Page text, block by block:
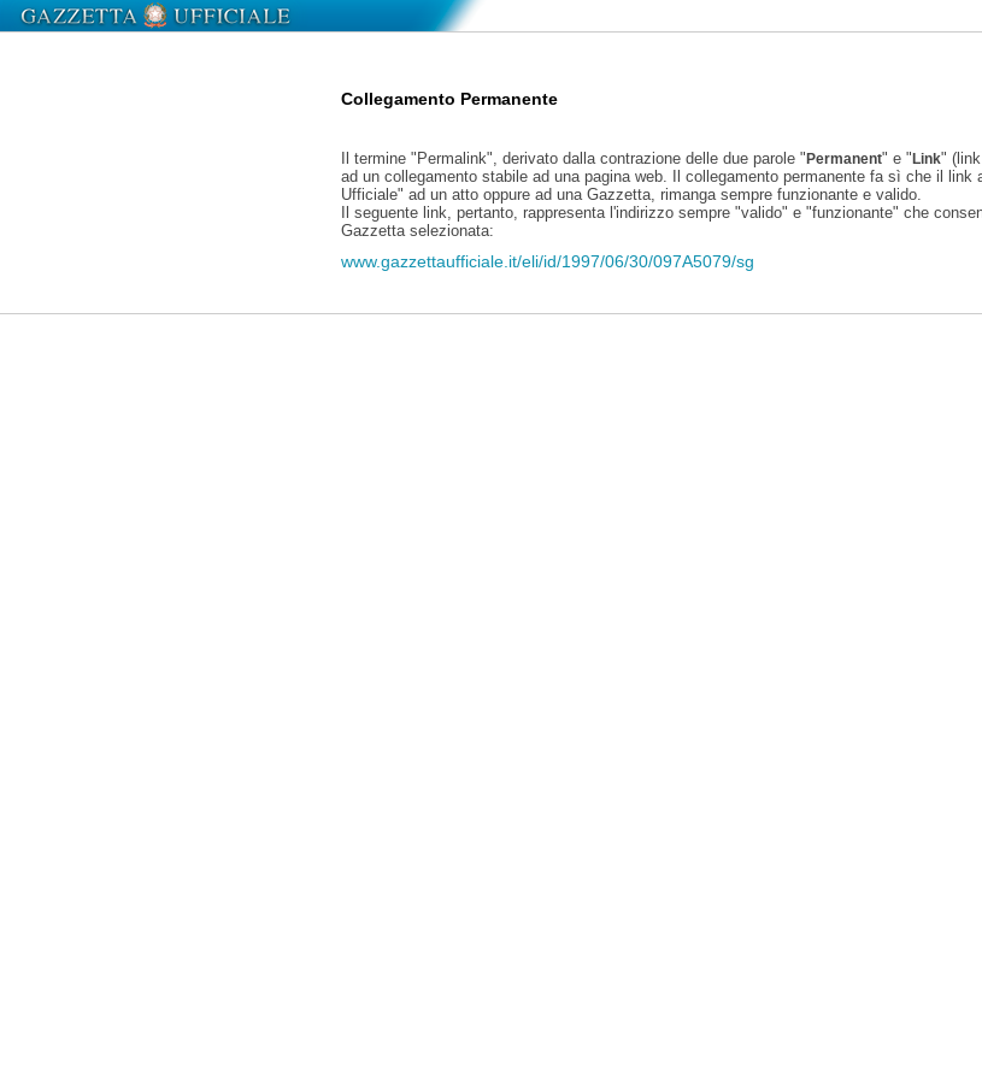
Collegamento Permanente
Il termine "Permalink", derivato dalla contrazione delle due parole "Permanent" e "Link"
ad un collegamento stabile ad una pagina web. Il collegamento permanente fa sì che il
Ufficiale" ad un atto oppure ad una Gazzetta, rimanga sempre funzionante e valido.
Il seguente link, pertanto, rappresenta l'indirizzo sempre "valido" e "funzionante" che
Gazzetta selezionata:
www.gazzettaufficiale.it/eli/id/1997/06/30/097A5079/sg